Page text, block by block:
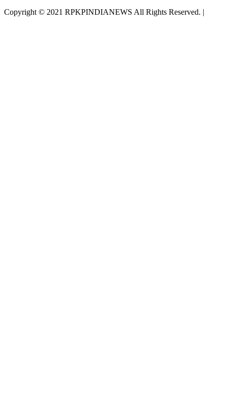
Copyright © 2021 RPKPINDIANEWS All Rights Reserved. |